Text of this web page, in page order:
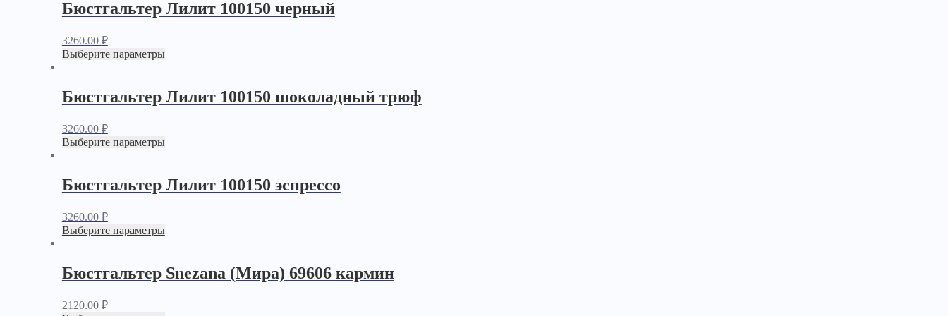
Бюстгальтер Лилит 100150 черный
3260.00 ₽
Выберите параметры
Бюстгальтер Лилит 100150 шоколадный трюф
3260.00 ₽
Выберите параметры
Бюстгальтер Лилит 100150 эспрессо
3260.00 ₽
Выберите параметры
Бюстгальтер Snezana (Мира) 69606 кармин
2120.00 ₽